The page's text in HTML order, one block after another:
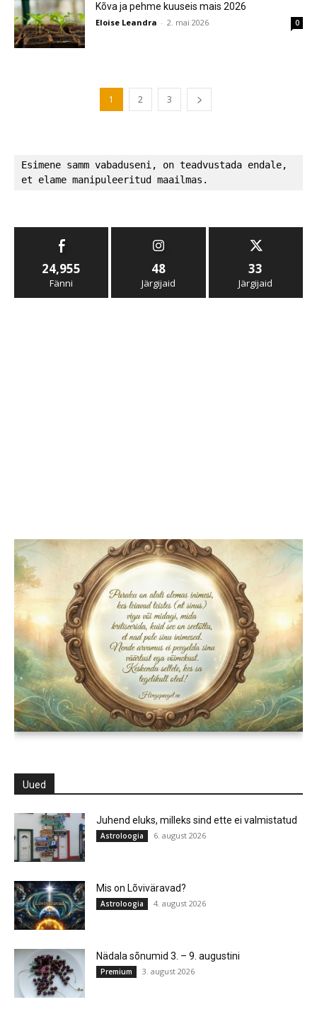
Kõva ja pehme kuuseis mais 2026
Eloise Leandra - 2. mai 2026 0
1 2 3
Esimene samm vabaduseni, on teadvustada endale,
et elame manipuleeritud maailmas.
24,955
Fänni
48
Järgijaid
33
Järgijaid
Uued
Juhend eluks, milleks sind ette ei valmistatud
Astroloogia 6. august 2026
Mis on Lõviväravad?
Astroloogia 4. august 2026
Nädala sõnumid 3. – 9. augustini
Premium 3. august 2026